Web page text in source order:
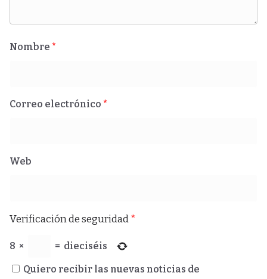
Nombre *
Correo electrónico *
Web
Verificación de seguridad*
8 × = dieciséis
Quiero recibir las nuevas noticias de